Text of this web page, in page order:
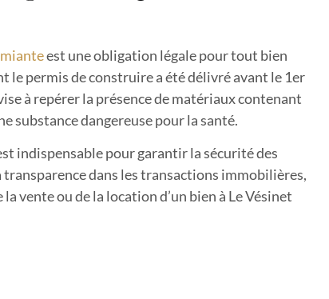
est une obligation légale pour tout bien
le permis de construire a été délivré avant le 1er
à repérer la présence de matériaux contenant
substance dangereuse pour la santé.
indispensable pour garantir la sécurité des
transparence dans les transactions immobilières,
la vente ou de la location d’un bien à Le Vésinet